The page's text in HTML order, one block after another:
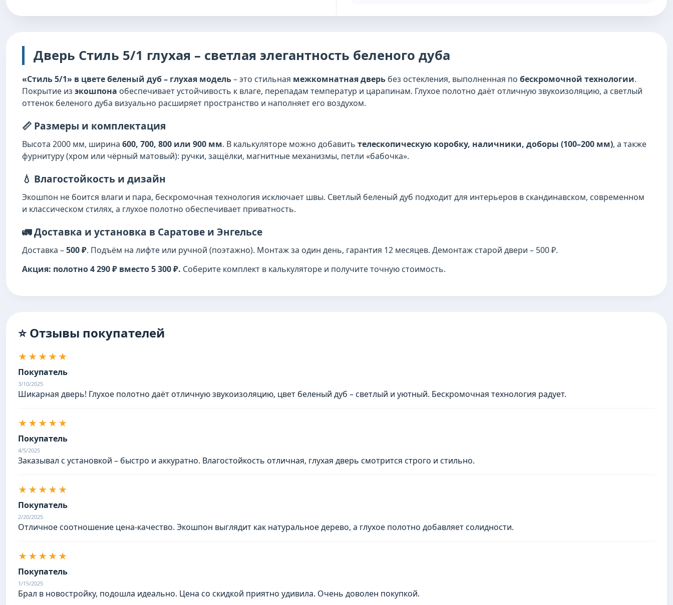
Дверь Стиль 5/1 глухая – светлая элегантность беленого дуба
«Стиль 5/1» в цвете беленый дуб – глухая модель– это стильная межкомнатная дверь без остекления, выполненная по бескромочной технологии.
Покрытие из экошпона обеспечивает устойчивость к влаге, перепадам температур и царапинам. Глухое полотно даёт отличную звукоизоляцию, а светлый
оттенок беленого дуба визуально расширяет пространство и наполняет его воздухом.
📏 Размеры и комплектация
Высота 2000 мм, ширина 600, 700, 800 или 900 мм. В калькуляторе можно добавить телескопическую коробку, наличники, доборы (100–200 мм), а также
фурнитуру (хром или чёрный матовый): ручки, защёлки, магнитные механизмы, петли «бабочка».
💧 Влагостойкость и дизайн
Экошпон не боится влаги и пара, бескромочная технология исключает швы. Светлый беленый дуб подходит для интерьеров в скандинавском, современном
и классическом стилях, а глухое полотно обеспечивает приватность.
🚛 Доставка и установка в Саратове и Энгельсе
Доставка –500 ₽. Подъём на лифте или ручной (поэтажно). Монтаж за один день, гарантия 12 месяцев. Демонтаж старой двери – 500 ₽.
Акция: полотно 4 290 ₽ вместо 5 300 ₽. Соберите комплект в калькуляторе и получите точную стоимость.
⭐ Отзывы покупателей
★★★★★
Покупатель
3/10/2025
Шикарная дверь! Глухое полотно даёт отличную звукоизоляцию, цвет беленый дуб – светлый и уютный. Бескромочная технология радует.
★★★★★
Покупатель
4/5/2025
Заказывал с установкой – быстро и аккуратно. Влагостойкость отличная, глухая дверь смотрится строго и стильно.
★★★★★
Покупатель
2/20/2025
Отличное соотношение цена-качество. Экошпон выглядит как натуральное дерево, а глухое полотно добавляет солидности.
★★★★★
Покупатель
1/15/2025
Брал в новостройку, подошла идеально. Цена со скидкой приятно удивила. Очень доволен покупкой.